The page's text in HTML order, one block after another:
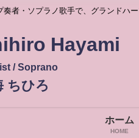
奏者・ソプラノ歌手で、グランドハ
Hayami
/ Soprano
ちひろ
ホーム
HOME